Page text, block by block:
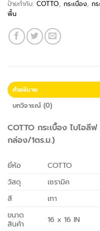
ป้ายกำกับ: COTTO, กระเบื้อง, กร
พื้น
คำอธิบาย
บทวิจารณ์ (0)
COTTO กระเบื้อง ไบโอลี
กล่อง/1ตร.ม.)
ยี่ห้อ
COTTO
วัสดุ
เซรามิค
สี
เทา
ขนาด
สินค้า
16 x 16 IN